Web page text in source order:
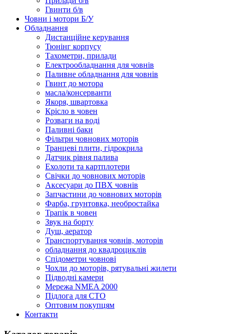
Гвинти б/в
Човни і мотори Б/У
Обладнання
Дистанційне керування
Тюнінг корпусу
Тахометри, прилади
Електрообладнання для човнів
Паливне обладнання для човнів
Гвинт до мотора
масла/консерванти
Якоря, швартовка
Крісло в човен
Розваги на воді
Паливні баки
Фільтри човнових моторів
Транцеві плити, гідрокрила
Датчик рівня палива
Ехолоти та картплотери
Cвічки до човнових моторів
Аксесуари до ПВХ човнів
Запчастини до човнових моторів
Фарба, грунтовка, необростайка
Трапік в човен
Звук на борту
Душ, аератор
Транспортування човнів, моторів
обладнання до квадроциклів
Спідометри човнові
Чохли до моторів, рятувальні жилети
Підводні камери
Мережа NMEA 2000
Підлога для СТО
Оптовим покупцям
Контакти